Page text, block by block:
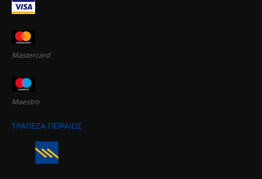
Mastercard
Maestro